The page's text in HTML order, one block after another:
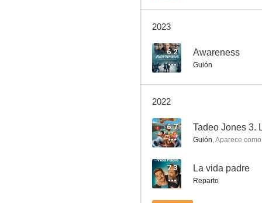
8.9
2023
6.2 Awareness
Guión
2022
6.7 Tadeo Jones 3.
Guión,Aparece como
7.3 La vida padre
Reparto